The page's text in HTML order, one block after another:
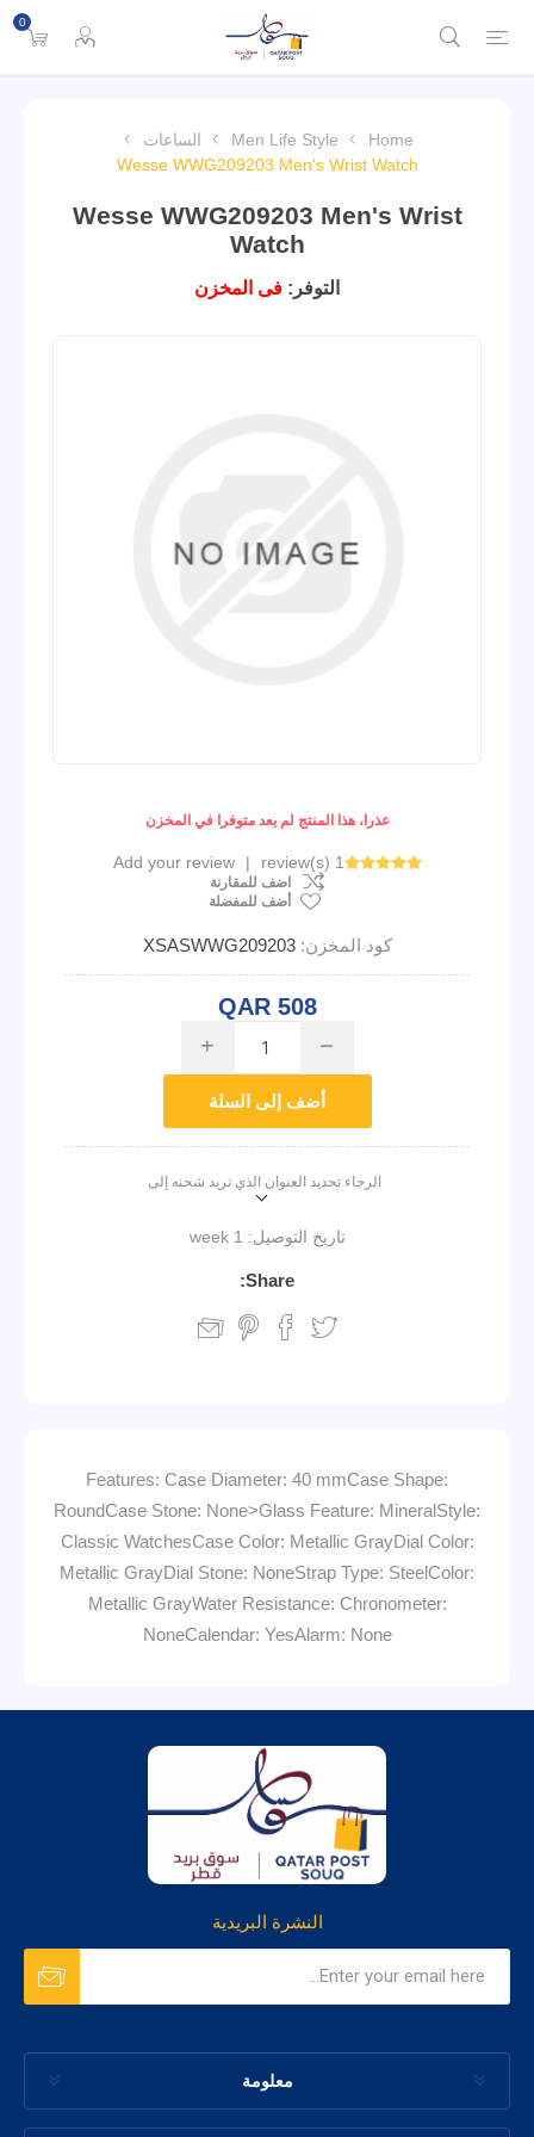
0
Home
Men Life Style
الساعات
Wesse WWG209203 Men's Wrist Watch
Wesse WWG209203 Men's Wrist
Watch
التوفر: فى المخزن
عذرا، هذا المنتج لم يعد متوفرا في المخزن
1 review(s)
|
Add your review
اضف للمقارنة
أضف للمفضلة
كود المخزن: XSASWWG209203
QAR 508
i h
أضف إلى السلة
الرجاء تحديد العنوان الذي تريد شحنه إلى
تاريخ التوصيل: 1 week
Share:
Features: Case Diameter: 40 mmCase Shape:
RoundCase Stone: None>Glass Feature: MineralStyle:
Classic WatchesCase Color: Metallic GrayDial Color:
Metallic GrayDial Stone: NoneStrap Type: SteelColor:
Metallic GrayWater Resistance: Chronometer:
NoneCalendar: YesAlarm: None
النشرة البريدية
معلومة